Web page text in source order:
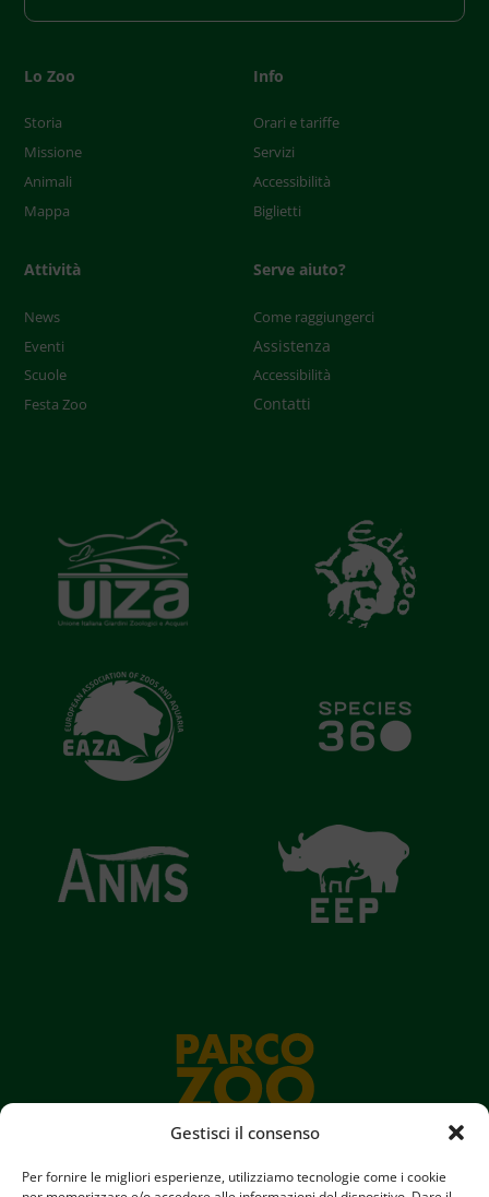
Gestisci il consenso
Per fornire le migliori esperienze, utilizziamo tecnologie come i cookie
Lo Zoo
Storia
Missione
Animali
Mappa
Info
Orari e tariffe
Servizi
Accessibilità
Biglietti
Attività
News
Eventi
Scuole
Festa Zoo
Serve aiuto?
Come raggiungerci
Assistenza
Accessibilità
Contatti